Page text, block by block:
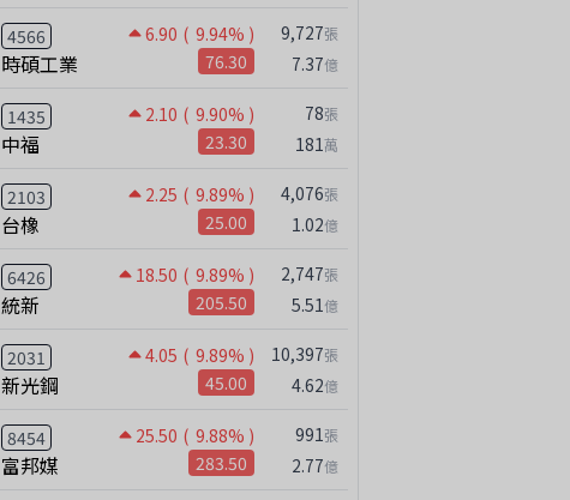
4566 6.90 ( 9.94% )
時碩工業 76.30
9,727張
7.37億
1435 2.10 ( 9.90% )
中福 23.30
78張
181萬
2103 2.25 ( 9.89% )
台橡 25.00
4,076張
1.02億
6426 18.50 ( 9.89% )
統新 205.50
2,747張
5.51億
2031 4.05 ( 9.89% )
新光鋼 45.00
10,397張
4.62億
8454 25.50 ( 9.88% )
富邦媒 283.50
991張
2.77億